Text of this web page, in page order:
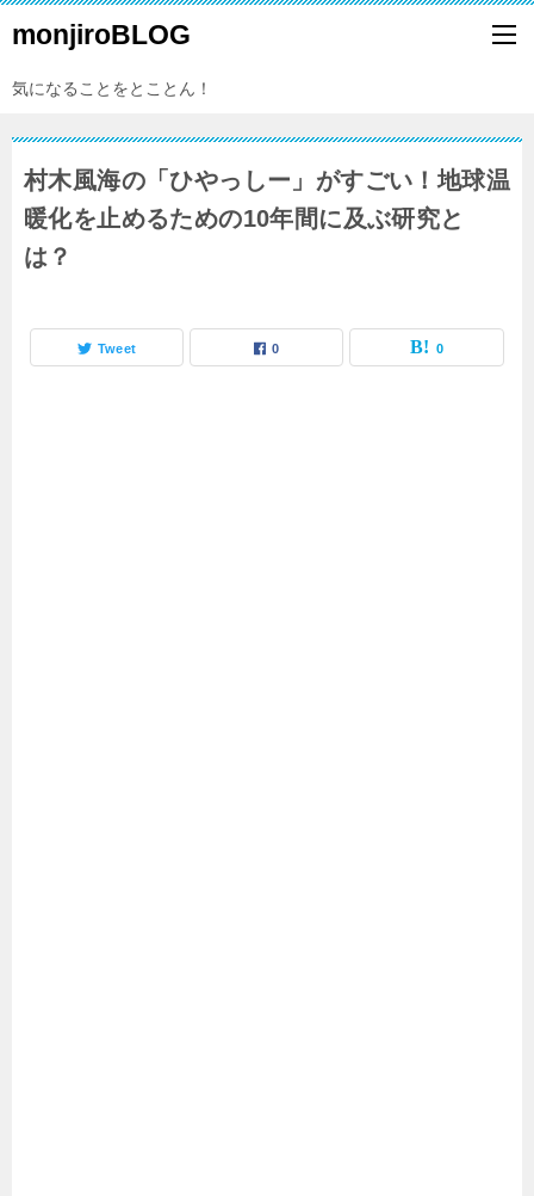
monjiroBLOG
気になることをとことん！
村木風海の「ひやっしー」がすごい！地球温
暖化を止めるための10年間に及ぶ研究と
は？
Tweet 0 0